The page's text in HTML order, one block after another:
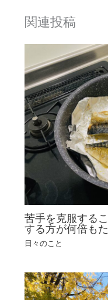
関連投稿
苦手を克服する
する方が何倍も
日々のこと